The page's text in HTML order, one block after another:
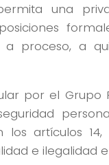
una
proceso, a
por el Grupo
los artículos
e ilegalidad